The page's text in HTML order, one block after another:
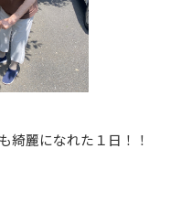
綺麗になれた１日！！